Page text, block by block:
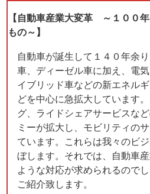
【自動車産業大変革 ～１００
もの～】
自動車が誕生して１４０年余
車、ディーゼル車に加え、電
イブリッド車などの新エネル
どを中心に急拡大しています
グ、ライドシェアサービスな
ミーが拡大し、モビリティの
ています。これらは我々のビ
ぼします。それでは、自動車
ような対応が求められるので
ご紹介致します。